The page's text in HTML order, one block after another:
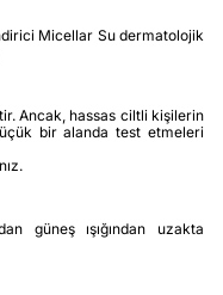
Micellar Su dermatolojik
Ancak, hassas ciltli kişilerin
bir alanda test etmeleri
güneş ışığından uzakta